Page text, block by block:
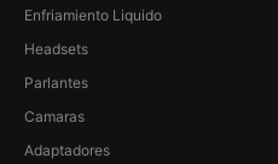
Enfriamiento Liquido
Headsets
Parlantes
Camaras
Adaptadores